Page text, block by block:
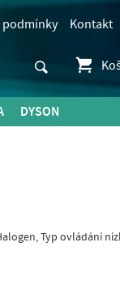
Kontakt
DYSON
Typ ovládání